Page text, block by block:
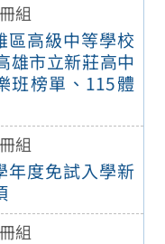
組
區高級中等學校
雄市立新莊高中
班榜單、115體
組
年度免試入學新
組